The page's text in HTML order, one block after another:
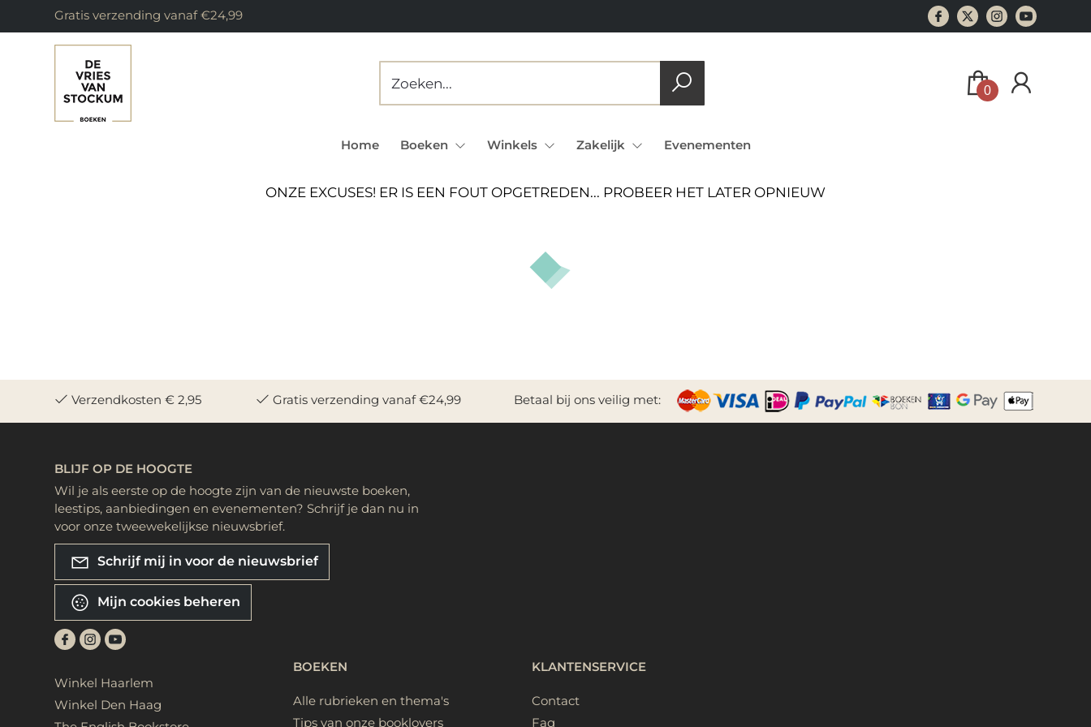
Gratis verzending vanaf €24,99
0
Home Boeken Winkels Zakelijk Evenementen
ONZE EXCUSES! ER IS EEN FOUT OPGETREDEN... PROBEER HET LATER OPNIEUW
Verzendkosten € 2,95 Gratis verzending vanaf €24,99 Betaal bij ons veilig met:
BLIJF OP DE HOOGTE
Wil je als eerste op de hoogte zijn van de nieuwste boeken,
leestips, aanbiedingen en evenementen? Schrijf je dan nu in
voor onze tweewekelijkse nieuwsbrief.
Schrijf mij in voor de nieuwsbrief
Mijn cookies beheren
Winkel Haarlem
Winkel Den Haag
BOEKEN
Alle rubrieken en thema's
Tips van onze booklovers
KLANTENSERVICE
Contact
Faq